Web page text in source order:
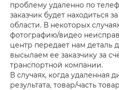
проблему удаленно по
заказчик будет находиться
области. В некоторых
фотографию/видео
центр передает нам деталь
высылаем ее заказчику за
транспортной компании.
В случаях, когда удаленная
результата, товар/часть